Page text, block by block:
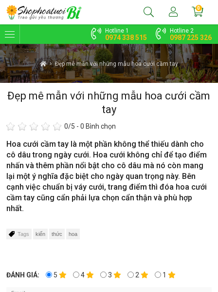
Hotline 1
0974 338 515
Hotline 2
0987 225 326
0
Đẹp mê mẫn với những mẫu hoa cưới cầm tay
Đẹp mê mẫn với những mẫu hoa cưới cầm
tay
0/5 -0 Bình chọn
Hoa cưới cầm tay là một phần không thể thiếu dành cho
cô dâu trong ngày cưới. Hoa cưới không chỉ để tạo điểm
nhấn và thêm phần nổi bật cho cô dâu mà nó còn mang
lại một ý nghĩa đặc biệt cho ngày quan trọng này. Bên
cạnh việc chuẩn bị váy cưới, trang điểm thì đóa hoa cưới
cầm tay cũng cẩn phải lựa chọn cẩn thận và phù hợp
nhất.
Tags kiến thức hoa
ĐÁNH GIÁ: 5 4 3 2 1